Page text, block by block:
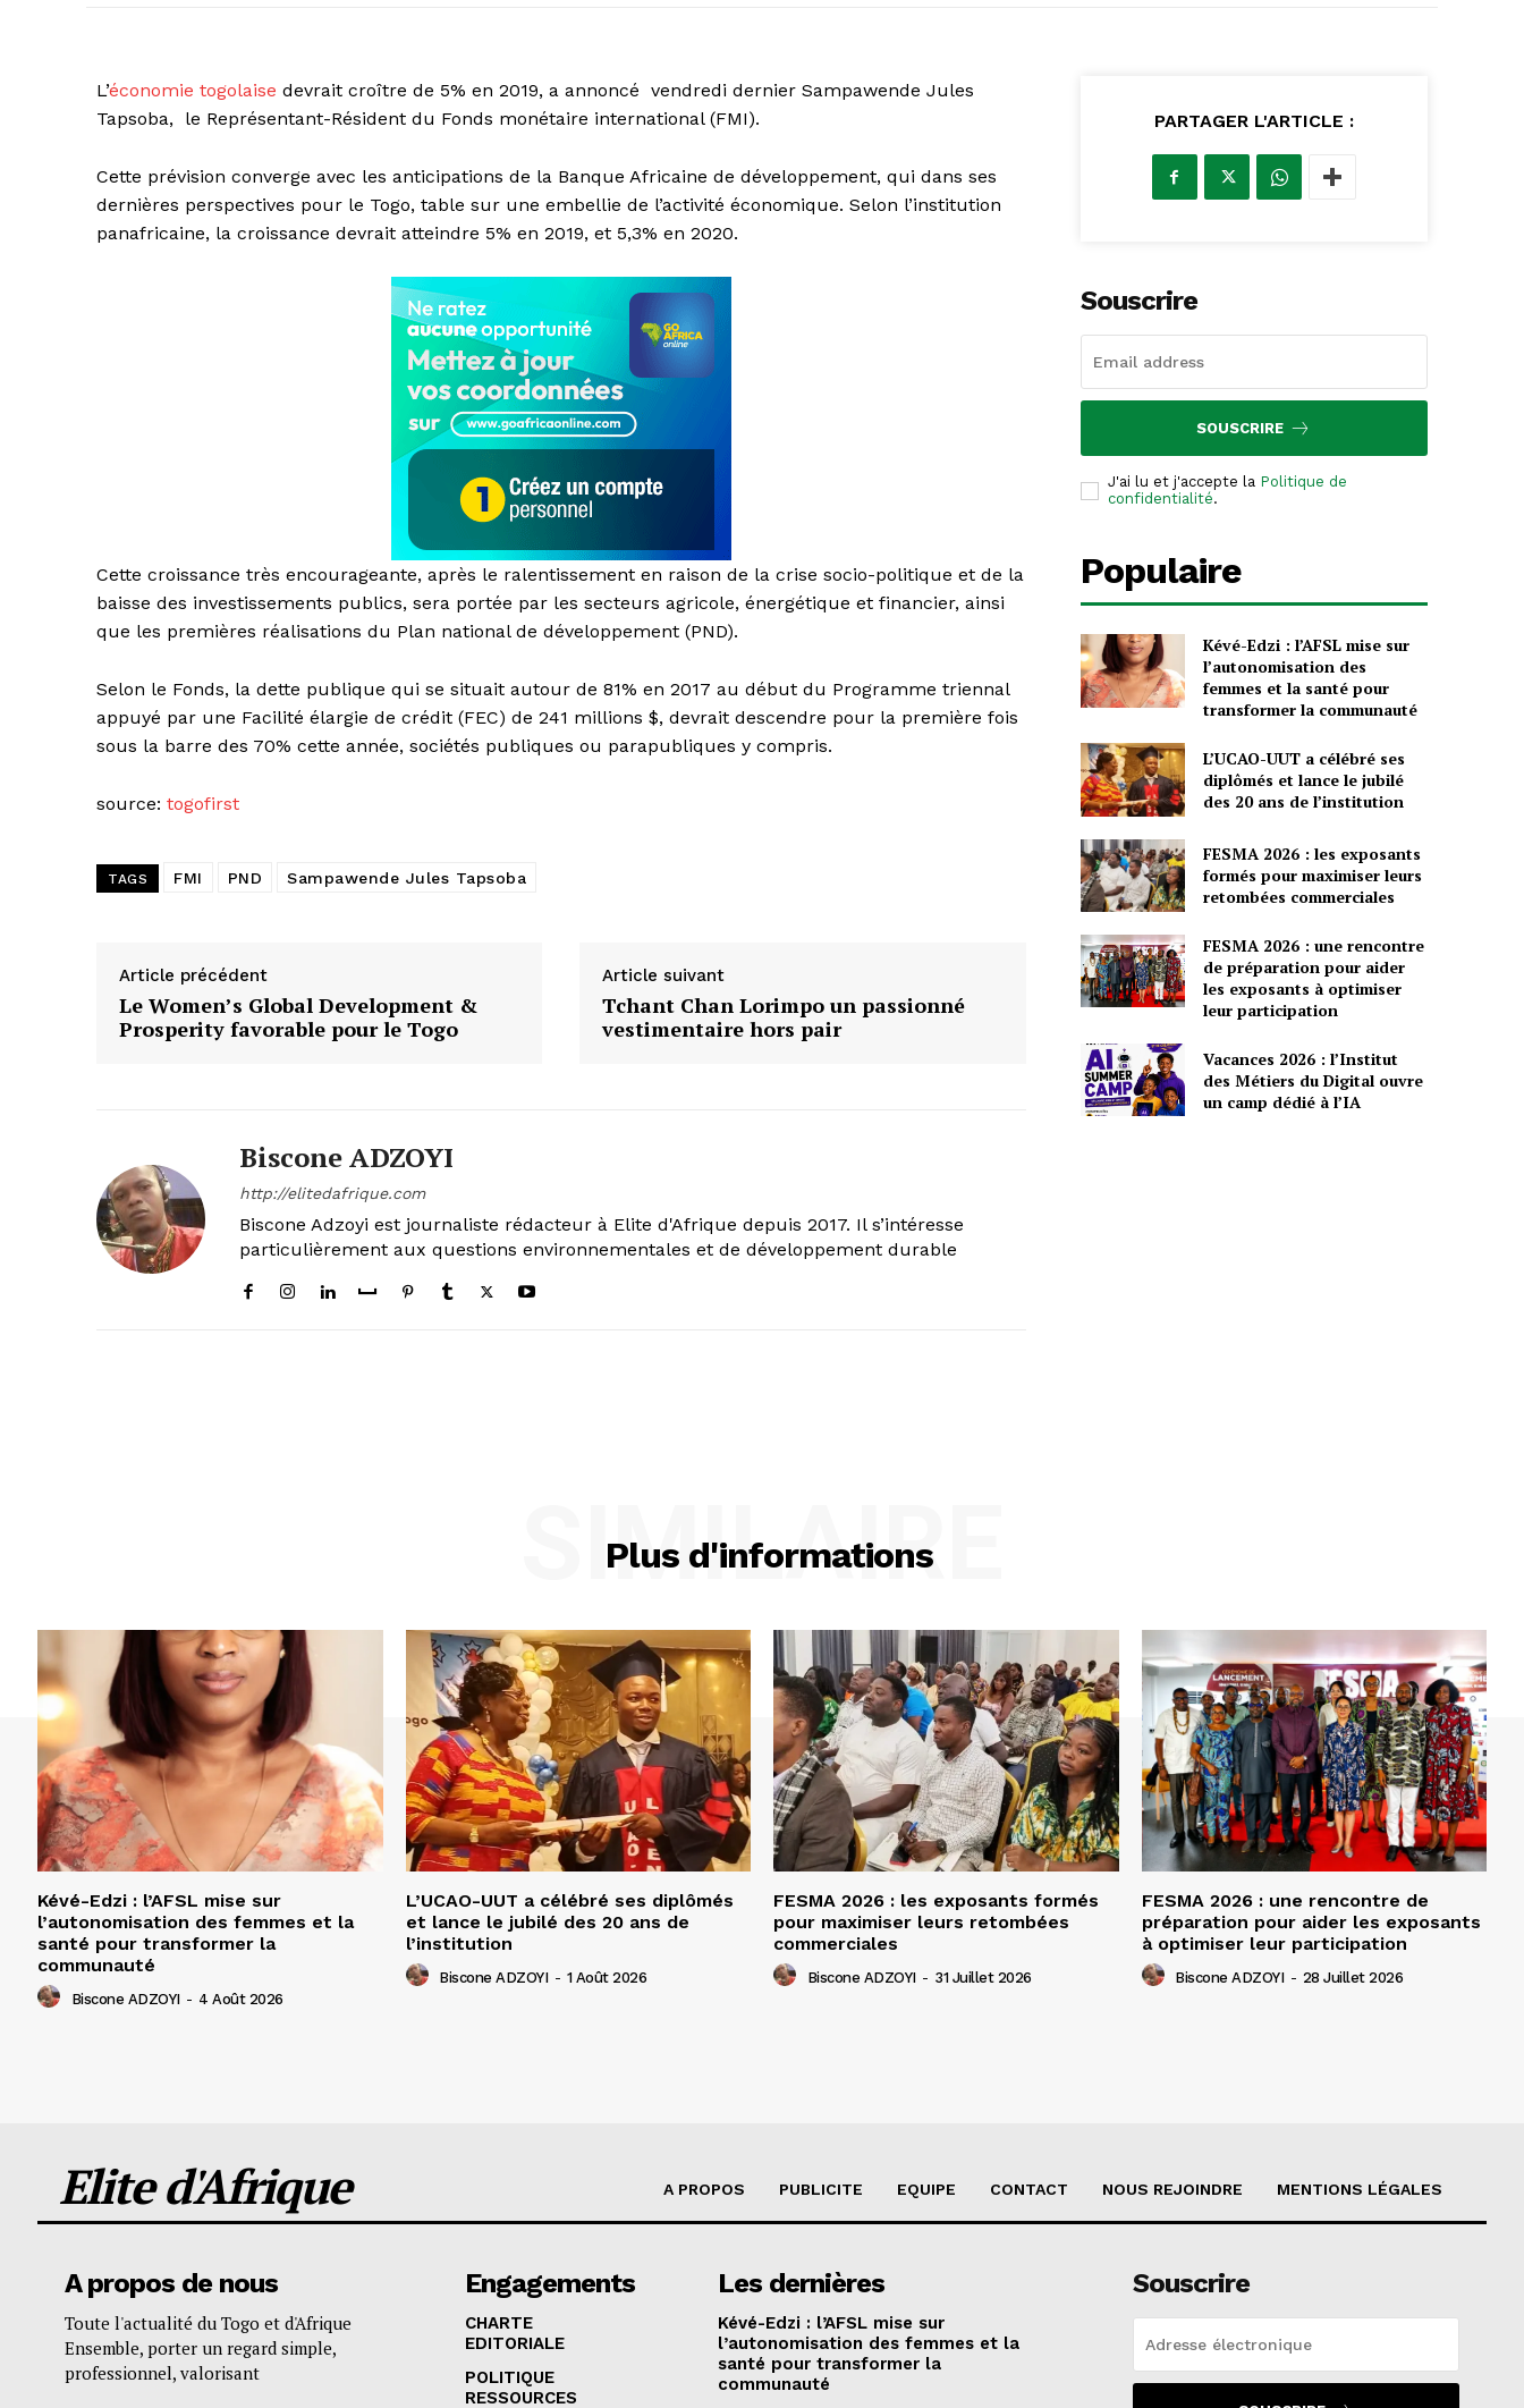
L’économie togolaise devrait croître de 5% en 2019, a annoncé vendredi dernier Sampawende Jules
Tapsoba, le Représentant-Résident du Fonds monétaire international (FMI).
Cette prévision converge avec les anticipations de la Banque Africaine de développement, qui dans ses
dernières perspectives pour le Togo, table sur une embellie de l’activité économique. Selon l’institution
panafricaine, la croissance devrait atteindre 5% en 2019, et 5,3% en 2020.
Cette croissance très encourageante, après le ralentissement en raison de la crise socio-politique et de la
baisse des investissements publics, sera portée par les secteurs agricole, énergétique et financier, ainsi
que les premières réalisations du Plan national de développement (PND).
Selon le Fonds, la dette publique qui se situait autour de 81% en 2017 au début du Programme triennal
appuyé par une Facilité élargie de crédit (FEC) de 241 millions $, devrait descendre pour la première fois
sous la barre des 70% cette année, sociétés publiques ou parapubliques y compris.
source: togofirst
TAGS FMI PND Sampawende Jules Tapsoba
Article précédent
Le Women’s Global Development &
Prosperity favorable pour le Togo
Article suivant
Tchant Chan Lorimpo un passionné
vestimentaire hors pair
Biscone ADZOYI
http://elitedafrique.com
Biscone Adzoyi est journaliste rédacteur à Elite d'Afrique depuis 2017. Il s’intéresse
particulièrement aux questions environnementales et de développement durable
PARTAGER L'ARTICLE :
Souscrire
SOUSCRIRE
J'ai lu et j'accepte la Politique de
confidentialité.
Populaire
Kévé-Edzi : l’AFSL mise sur
l’autonomisation des
femmes et la santé pour
transformer la communauté
L’UCAO-UUT a célébré ses
diplômés et lance le jubilé
des 20 ans de l’institution
FESMA 2026 : les exposants
formés pour maximiser leurs
retombées commerciales
FESMA 2026 : une rencontre
de préparation pour aider
les exposants à optimiser
leur participation
Vacances 2026 : l’Institut
des Métiers du Digital ouvre
un camp dédié à l’IA
Plus d'informations
SIMILAIRE
Kévé-Edzi : l’AFSL mise sur
l’autonomisation des femmes et la
santé pour transformer la
communauté
Biscone ADZOYI - 4 Août 2026
L’UCAO-UUT a célébré ses diplômés
et lance le jubilé des 20 ans de
l’institution
Biscone ADZOYI - 1 Août 2026
FESMA 2026 : les exposants formés
pour maximiser leurs retombées
commerciales
Biscone ADZOYI - 31 Juillet 2026
FESMA 2026 : une rencontre de
préparation pour aider les exposants
à optimiser leur participation
Biscone ADZOYI - 28 Juillet 2026
Elite d'Afrique A PROPOS PUBLICITE EQUIPE CONTACT NOUS REJOINDRE MENTIONS LÉGALES
A propos de nous
Toute l'actualité du Togo et d'Afrique
Ensemble, porter un regard simple,
professionnel, valorisant
Engagements
CHARTE
EDITORIALE
POLITIQUE
RESSOURCES
Les dernières
Kévé-Edzi : l’AFSL mise sur
l’autonomisation des femmes et la
santé pour transformer la
communauté
Souscrire